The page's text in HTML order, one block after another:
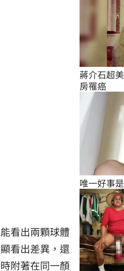
看出兩顆球體
看出差異，還
附著在同一顏
蔣介石超
房罹癌
唯一好事